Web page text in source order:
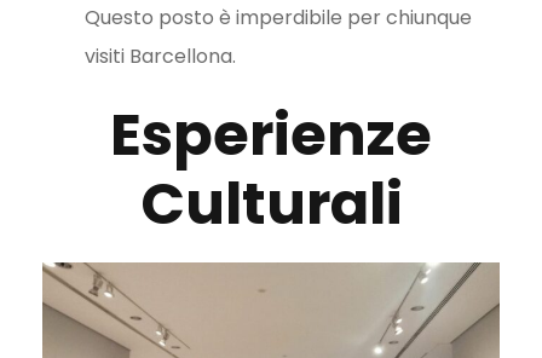
Questo posto è imperdibile per chiunque
visiti Barcellona.
Esperienze
Culturali